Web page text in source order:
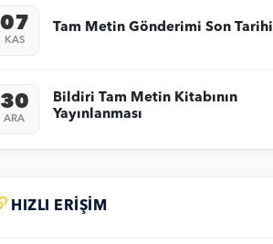
07
KAS
Tam Metin Gönderimi Son Tarihi
30
ARA
Bildiri Tam Metin Kitabının
Yayınlanması
HIZLI ERIŞIM